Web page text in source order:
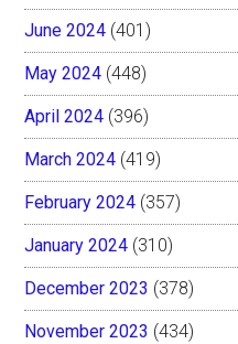
June 2024 (401)
May 2024 (448)
April 2024 (396)
March 2024 (419)
February 2024 (357)
January 2024 (310)
December 2023 (378)
November 2023 (434)